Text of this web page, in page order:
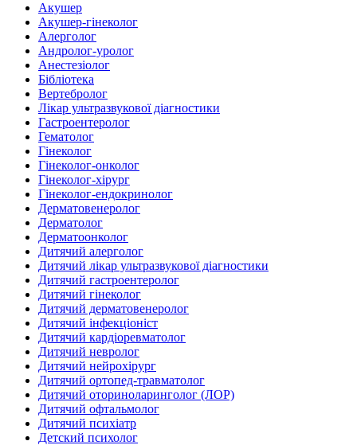
Акушер
Акушер-гінеколог
Алерголог
Андролог-уролог
Анестезіолог
Бібліотека
Вертебролог
Лікар ультразвукової діагностики
Гастроентеролог
Гематолог
Гінеколог
Гінеколог-онколог
Гінеколог-хірург
Гінеколог-ендокринолог
Дерматовенеролог
Дерматолог
Дерматоонколог
Дитячий алерголог
Дитячий лікар ультразвукової діагностики
Дитячий гастроентеролог
Дитячий гінеколог
Дитячий дерматовенеролог
Дитячий інфекціоніст
Дитячий кардіоревматолог
Дитячий невролог
Дитячий нейрохірург
Дитячий ортопед-травматолог
Дитячий оториноларинголог (ЛОР)
Дитячий офтальмолог
Дитячий психіатр
Детский психолог